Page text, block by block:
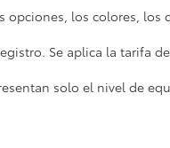
opciones, los colores,
Se aplica la tarifa
solo el nivel de